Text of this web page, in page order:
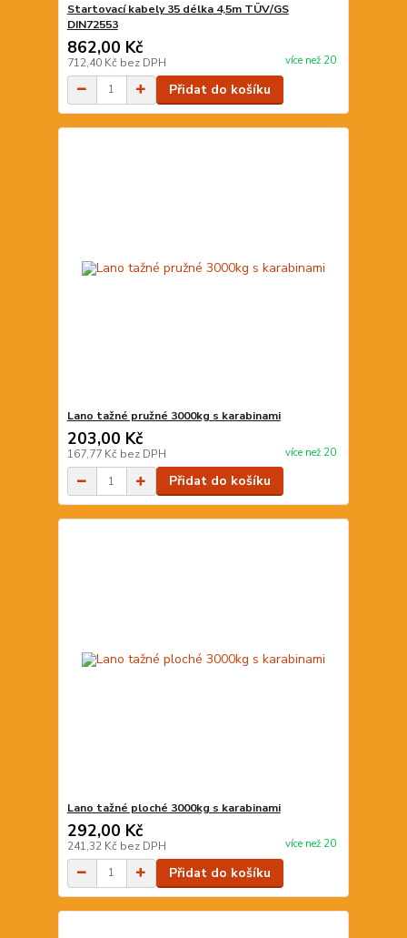
Startovací kabely 35 délka 4,5m TÜV/GS
DIN72553
862,00 Kč
712,40 Kč bez DPH více než 20
Přidat do košíku
Lano tažné pružné 3000kg s karabinami
203,00 Kč
167,77 Kč bez DPH více než 20
Přidat do košíku
Lano tažné ploché 3000kg s karabinami
292,00 Kč
241,32 Kč bez DPH více než 20
Přidat do košíku